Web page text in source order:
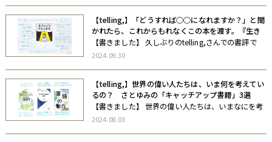
全部、ある。 さとゆみ
【telling,】「どうすれば○○になれますか？」と聞
かれたら、これからもれなくこの本を渡す。『生き
のびるための事務』
【書きました】 久しぶりのtelling,さんでの書評で
す。あなたに必要なのは「やる気」ではなく「事
2024.09.30
【telling,】世界の偉い人たちは、いま何を考えてい
るの？ さとゆみの「キャッチアップ書籍」3選
【書きました】 世界の偉い人たちは、いまなにを考
えているの？『言語の力』に関しては、驚きの研究
2024.08.03